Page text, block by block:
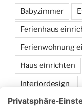
Babyzimmer
Ferienhaus
Ferienwohnung
Haus einrichten
Interiordesign
Möbel